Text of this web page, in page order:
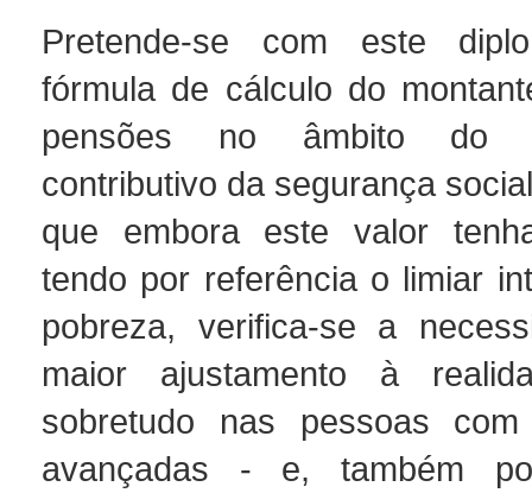
Pretende-se com este
fórmula de cálculo do
pensões no âmbito do
contributivo da segurança
que embora este valor
tendo por referência o limiar
pobreza, verifica-se a
maior ajustamento à
sobretudo nas pessoas
avançadas - e, também